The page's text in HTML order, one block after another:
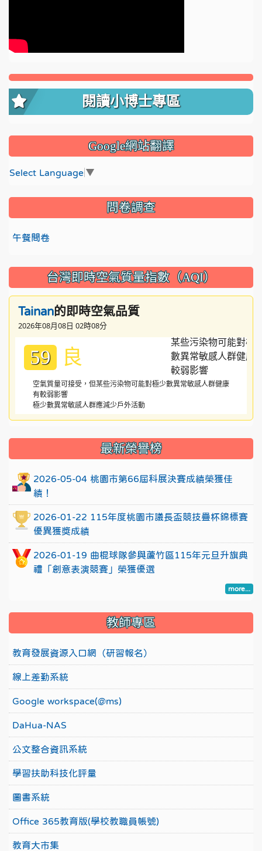
閱讀小博士專區
Google網站翻譯
Select Language ▼
問卷調查
午餐問卷
台灣即時空氣質量指數（AQI）
Tainan的即時空氣品質
2026年08月08日 02時08分
59 良
空氣質量可接受，但某些污染物可能對極少數異常敏感人群健康
有較弱影響
極少數異常敏感人群應減少戶外活動
::: 最新榮譽榜
2026-05-04 桃園市第66屆科展決賽成績榮獲佳
績！
2026-01-22 115年度桃園市議長盃競技疊杯錦標賽
優異獲獎成績
2026-01-19 曲棍球隊參與蘆竹區115年元旦升旗典
禮「創意表演競賽」榮獲優選
more...
教師專區
教育發展資源入口網（研習報名）
線上差勤系統
Google workspace(@ms)
DaHua-NAS
公文整合資訊系統
學習扶助科技化評量
圖書系統
Office 365教育版(學校教職員帳號)
教育大市集